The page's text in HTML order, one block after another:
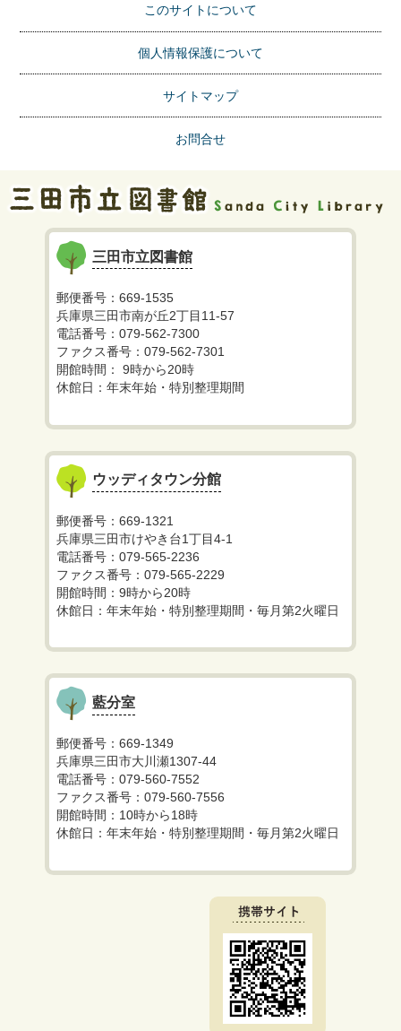
このサイトについて
個人情報保護について
サイトマップ
お問合せ
三田市立図書館
郵便番号：669-1535
兵庫県三田市南が丘2丁目11-57
電話番号：079-562-7300
ファクス番号：079-562-7301
開館時間： 9時から20時
休館日：年末年始・特別整理期間
ウッディタウン分館
郵便番号：669-1321
兵庫県三田市けやき台1丁目4-1
電話番号：079-565-2236
ファクス番号：079-565-2229
開館時間：9時から20時
休館日：年末年始・特別整理期間・毎月第2火曜日
藍分室
郵便番号：669-1349
兵庫県三田市大川瀬1307-44
電話番号：079-560-7552
ファクス番号：079-560-7556
開館時間：10時から18時
休館日：年末年始・特別整理期間・毎月第2火曜日